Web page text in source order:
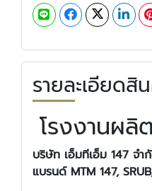
รายละเอียดสิ
โรงงานผ
บริษัท เอ็มทีเอ็ม 147 จ
แบรนด์ MTM 147,